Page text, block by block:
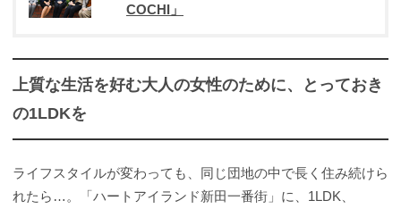
COCHI」
上質な生活を好む大人の女性のために、とっておき
の1LDKを
ライフスタイルが変わっても、同じ団地の中で長く住み続けら
れたら…。「ハートアイランド新田一番街」に、1LDK、